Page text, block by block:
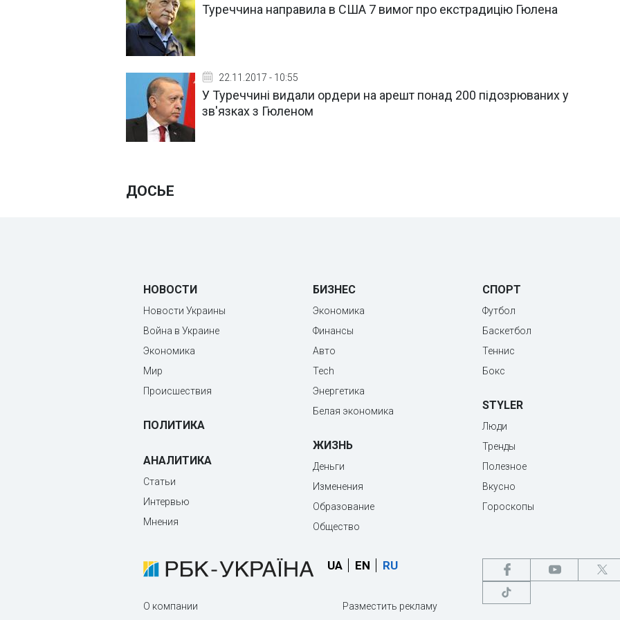
Туреччина направила в США 7 вимог про екстрадицію Гюлена
22.11.2017 - 10:55
У Туреччині видали ордери на арешт понад 200 підозрюваних у
зв'язках з Гюленом
ДОСЬЕ
НОВОСТИ
Новости Украины
Война в Украине
Экономика
Мир
Происшествия
ПОЛИТИКА
АНАЛИТИКА
Статьи
Интервью
Мнения
БИЗНЕС
Экономика
Финансы
Авто
Tech
Энергетика
Белая экономика
ЖИЗНЬ
Деньги
Изменения
Образование
Общество
СПОРТ
Футбол
Баскетбол
Теннис
Бокс
STYLER
Люди
Тренды
Полезное
Вкусно
Гороскопы
UA EN RU
О компании Разместить рекламу